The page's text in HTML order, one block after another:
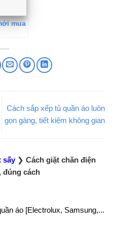
mua
Cách sắp xếp tủ quần áo luôn
gọn gàng, tiết kiệm không gian
sấy❯ Cách giặt chăn điện
đúng cách
áo [Electrolux, Samsung,...